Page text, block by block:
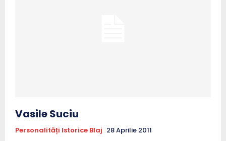
Vasile Suciu
Personalități Istorice Blaj 28 Aprilie 2011